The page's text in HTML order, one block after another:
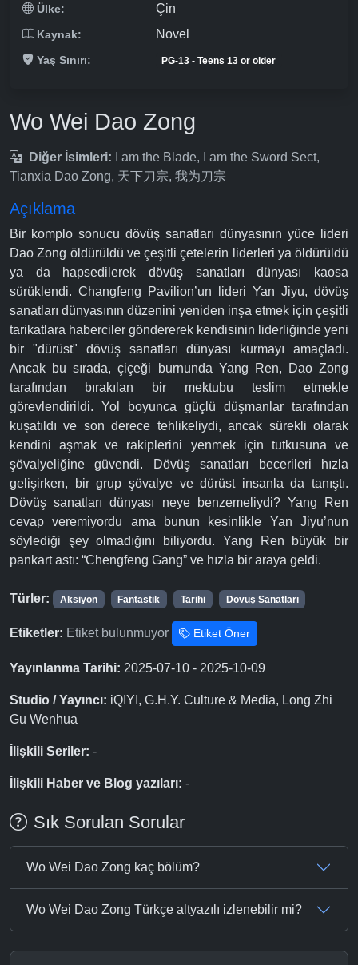
Ülke:
Çin
Kaynak: Novel
Yaş Sınırı: PG-13 - Teens 13 or older
Wo Wei Dao Zong
Diğer İsimleri: I am the Blade, I am the Sword Sect,
Tianxia Dao Zong, 天下刀宗, 我为刀宗
Açıklama
Bir komplo sonucu dövüş sanatları dünyasının yüce lideri
Dao Zong öldürüldü ve çeşitli çetelerin liderleri ya öldürüldü
ya da hapsedilerek dövüş sanatları dünyası kaosa
sürüklendi. Changfeng Pavilion’un lideri Yan Jiyu, dövüş
sanatları dünyasının düzenini yeniden inşa etmek için çeşitli
tarikatlara haberciler göndererek kendisinin liderliğinde yeni
bir "dürüst" dövüş sanatları dünyası kurmayı amaçladı.
Ancak bu sırada, çiçeği burnunda Yang Ren, Dao Zong
tarafından bırakılan bir mektubu teslim etmekle
görevlendirildi. Yol boyunca güçlü düşmanlar tarafından
kuşatıldı ve son derece tehlikeliydi, ancak sürekli olarak
kendini aşmak ve rakiplerini yenmek için tutkusuna ve
şövalyeliğine güvendi. Dövüş sanatları becerileri hızla
gelişirken, bir grup şövalye ve dürüst insanla da tanıştı.
Dövüş sanatları dünyası neye benzemeliydi? Yang Ren
cevap veremiyordu ama bunun kesinlikle Yan Jiyu’nun
söylediği şey olmadığını biliyordu. Yang Ren büyük bir
pankart astı: “Chengfeng Gang” ve hızla bir araya geldi.
Türler: Aksiyon Fantastik Tarihi Dövüş Sanatları
Etiketler: Etiket bulunmuyor Etiket Öner
Yayınlanma Tarihi: 2025-07-10 - 2025-10-09
Studio / Yayıncı: iQIYI, G.H.Y. Culture & Media, Long Zhi
Gu Wenhua
İlişkili Seriler: -
İlişkili Haber ve Blog yazıları: -
Sık Sorulan Sorular
Wo Wei Dao Zong kaç bölüm?
Wo Wei Dao Zong Türkçe altyazılı izlenebilir mi?